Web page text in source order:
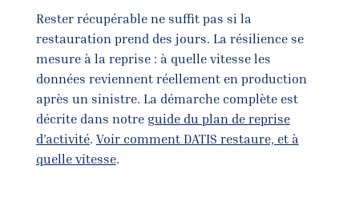
Rester récupérable ne suffit pas si la
restauration prend des jours. La résilience se
mesure à la reprise : à quelle vitesse les
données reviennent réellement en production
après un sinistre. La démarche complète est
décrite dans notre guide du plan de reprise
d’activité. Voir comment DATIS restaure, et à
quelle vitesse.